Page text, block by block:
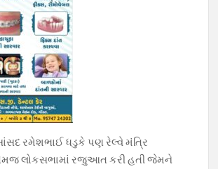
રમેશભાઈ ધડુકે પણ રેલ્વે મંત્રિ
લોકસભામાં રજુઆત કરી હતી જેમને